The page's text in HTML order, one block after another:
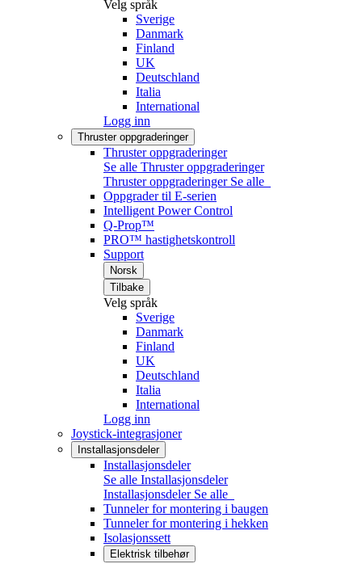
Velg språk
Sverige
Danmark
Finland
UK
Deutschland
Italia
International
Logg inn
Thruster oppgraderinger
Thruster oppgraderinger
Se alle Thruster oppgraderinger
Thruster oppgraderinger Se alle
Oppgrader til E-serien
Intelligent Power Control
Q-Prop™
PRO™ hastighetskontroll
Support
Norsk
Tilbake
Velg språk
Sverige
Danmark
Finland
UK
Deutschland
Italia
International
Logg inn
Joystick-integrasjoner
Installasjonsdeler
Installasjonsdeler
Se alle Installasjonsdeler
Installasjonsdeler Se alle
Tunneler for montering i baugen
Tunneler for montering i hekken
Isolasjonssett
Elektrisk tilbehør